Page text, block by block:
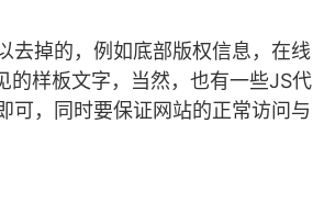
去掉的，例如底部版权信息，在线
的样板文字，当然，也有一些JS代
可，同时要保证网站的正常访问与